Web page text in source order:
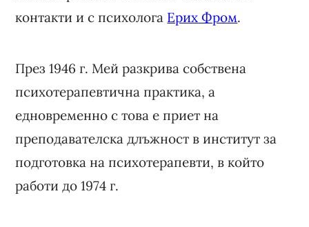
контакти и с психолога Ерих Фром.
През 1946 г. Мей разкрива собствена
психотерапевтична практика, а
едновременно с това е приет на
преподавателска длъжност в институт за
подготовка на психотерапевти, в който
работи до 1974 г.